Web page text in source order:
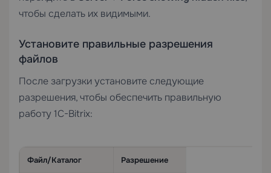
чтобы сделать их видимыми.
Установите правильные разрешения
файлов
После загрузки установите следующие
разрешения, чтобы обеспечить правильную
работу 1C-Bitrix:
Файл/Каталог Разрешение